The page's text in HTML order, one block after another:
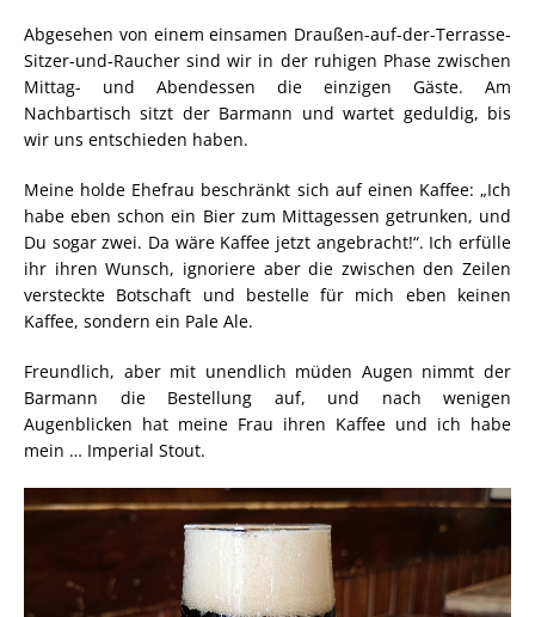
Abgesehen von einem einsamen Draußen-auf-der-Terrasse-
Sitzer-und-Raucher sind wir in der ruhigen Phase zwischen
Mittag- und Abendessen die einzigen Gäste. Am
Nachbartisch sitzt der Barmann und wartet geduldig, bis
wir uns entschieden haben.
Meine holde Ehefrau beschränkt sich auf einen Kaffee: „Ich
habe eben schon ein Bier zum Mittagessen getrunken, und
Du sogar zwei. Da wäre Kaffee jetzt angebracht!“. Ich erfülle
ihr ihren Wunsch, ignoriere aber die zwischen den Zeilen
versteckte Botschaft und bestelle für mich eben keinen
Kaffee, sondern ein Pale Ale.
Freundlich, aber mit unendlich müden Augen nimmt der
Barmann die Bestellung auf, und nach wenigen
Augenblicken hat meine Frau ihren Kaffee und ich habe
mein … Imperial Stout.